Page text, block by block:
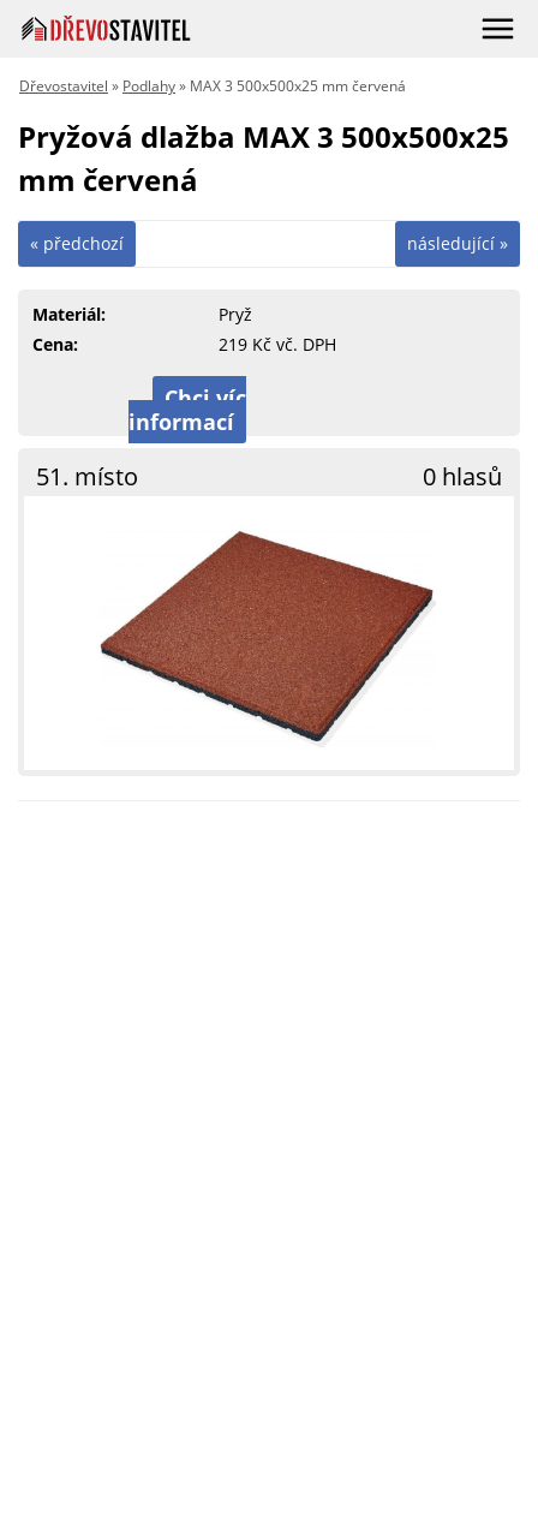
Dřevostavitel » Podlahy» MAX 3 500x500x25 mm červená
Pryžová dlažba MAX 3 500x500x25
mm červená
následující »
« předchozí
Materiál:
Pryž
Cena:
219 Kč vč. DPH
Chci víc
informací
51. místo 0 hlasů